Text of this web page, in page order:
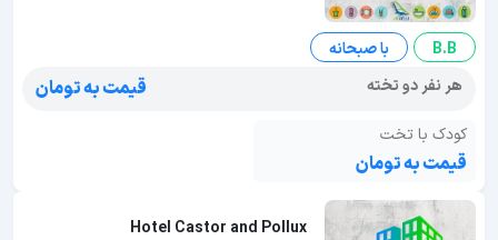
B.B
با صبحانه
هر نفر دو تخته
قیمت به تومان
کودک با تخت
قیمت به تومان
Hotel Castor and Pollux